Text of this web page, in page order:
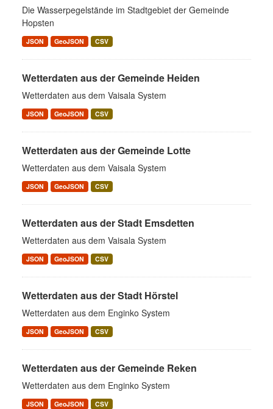
Die Wasserpegelstände im Stadtgebiet der Gemeinde
Hopsten
JSON GeoJSON CSV
Wetterdaten aus der Gemeinde Heiden
Wetterdaten aus dem Vaisala System
JSON GeoJSON CSV
Wetterdaten aus der Gemeinde Lotte
Wetterdaten aus dem Vaisala System
JSON GeoJSON CSV
Wetterdaten aus der Stadt Emsdetten
Wetterdaten aus dem Vaisala System
JSON GeoJSON CSV
Wetterdaten aus der Stadt Hörstel
Wetterdaten aus dem Enginko System
JSON GeoJSON CSV
Wetterdaten aus der Gemeinde Reken
Wetterdaten aus dem Enginko System
JSON GeoJSON CSV